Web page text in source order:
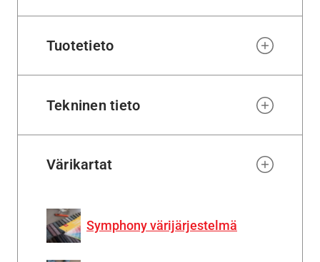
Tuotetieto
Tekninen tieto
Värikartat
Symphony värijärjestelmä